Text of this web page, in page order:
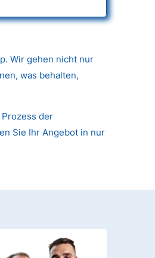
Wir gehen nicht nur
was behalten,
der
Sie Ihr Angebot in nur